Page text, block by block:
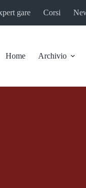
gare Corsi
Home Archivio